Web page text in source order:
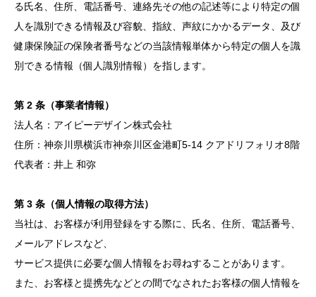
る氏名、住所、電話番号、連絡先その他の記述等により特定の個
人を識別できる情報及び容貌、指紋、声紋にかかるデータ、及び
健康保険証の保険者番号などの当該情報単体から特定の個人を識
別できる情報（個人識別情報）を指します。
第 2 条（事業者情報）
法人名：アイピーデザイン株式会社
住所：神奈川県横浜市神奈川区金港町5-14 クアドリフォリオ8階
代表者：井上 和弥
第 3 条（個人情報の取得方法）
当社は、お客様が利用登録をする際に、氏名、住所、電話番号、
メールアドレスなど、
サービス提供に必要な個人情報をお尋ねすることがあります。
また、お客様と提携先などとの間でなされたお客様の個人情報を